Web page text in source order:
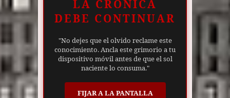
LA CRÓNICA
DEBE CONTINUAR
"No dejes que el olvido reclame este
conocimiento. Ancla este grimorio a tu
dispositivo móvil antes de que el sol
naciente lo consuma."
FIJAR A LA PANTALLA